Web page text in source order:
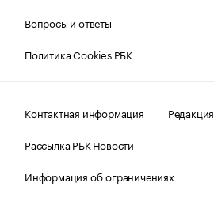
Вопросы и ответы
Политика Cookies РБК
Контактная информация
Редакция
Рассылка РБК Новости
Информация об ограничениях